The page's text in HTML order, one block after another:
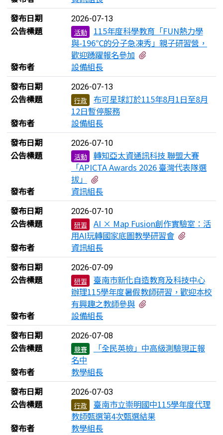
發布日期
2026-07-13
公告標題 活動
115年度科學教育「FUN熱力學
與-196℃的分子急凍秀」親子研習營，
歡迎踴躍報名參加
發布者
設備組長
發布日期
2026-07-13
公告標題 行政
布可星球訂於115年8月1日至8月
12日暫停服務
發布者
設備組長
發布日期
2026-07-10
公告標題 活動
轉知亞太資通訊科技 聯盟大賽
「APICTA Awards 2026 臺灣代表隊選
拔」
發布者
資訊組長
發布日期
2026-07-10
公告標題 研習
AI × Map Fusion創作實驗室：活
用AI玩轉國家底圖教學研習會
發布者
資訊組長
發布日期
2026-07-09
公告標題 研習
臺南市新化自造教育及科技中心
辦理115學年度暑假教師研習，歡迎本校
有興趣之教師參與
發布者
設備組長
發布日期
2026-07-08
公告標題 競賽
「全民英檢」中高級測驗現正報
名中
發布者
教學組長
發布日期
2026-07-03
公告標題 行政
臺南市立崇明國中115學年度代理
教師甄選第4次甄選結果
發布者
教學組長